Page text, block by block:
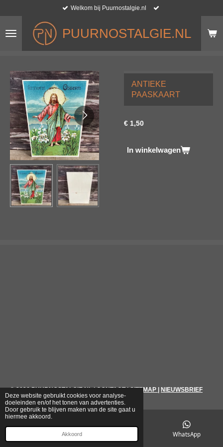
Deze website gebruikt cookies voor analyse-
doeleinden en/of het tonen van advertenties.
Door gebruik te blijven maken van de site gaat u
hiermee akkoord.
Akkoord
naar
hoofdinhoud
PUURNOSTALGIE.NL
Welkom bij Puurnostalgie.nl
ANTIEKE
PAASKAART
€ 1,50
In winkelwagen
© 2026 PUURNOSTALGIE.NL|CONTACT|SITEMAP NIEUWSBRIEF
WhatsApp